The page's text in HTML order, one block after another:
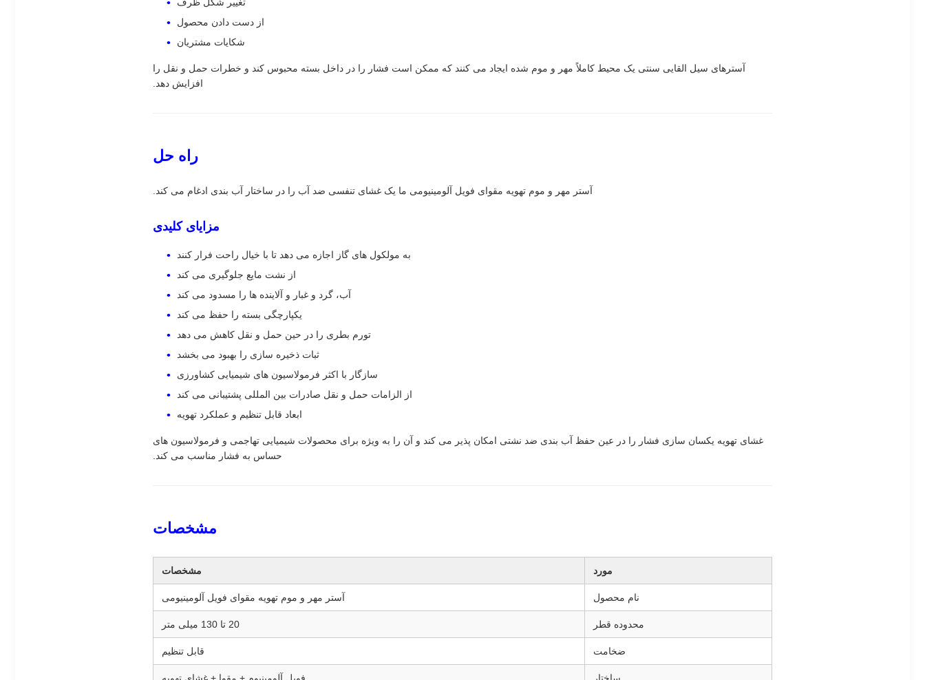
از دست دادن محصول
شکایات مشتریان
آسترهای سیل القایی سنتی یک محیط کاملاً مهر و موم شده ایجاد می کنند که ممکن است فشار را در داخل بسته محبوس کند و خطرات حمل و نقل را
افزایش دهد.
راه حل
آستر مهر و موم تهویه مقوای فویل آلومینیومی ما یک غشای تنفسی ضد آب را در ساختار آب بندی ادغام می کند.
مزایای کلیدی
به مولکول های گاز اجازه می دهد تا با خیال راحت فرار کنند
از نشت مایع جلوگیری می کند
آب، گرد و غبار و آلاینده ها را مسدود می کند
یکپارچگی بسته را حفظ می کند
تورم بطری را در حین حمل و نقل کاهش می دهد
ثبات ذخیره سازی را بهبود می بخشد
سازگار با اکثر فرمولاسیون های شیمیایی کشاورزی
از الزامات حمل و نقل صادرات بین المللی پشتیبانی می کند
ابعاد قابل تنظیم و عملکرد تهویه
غشای تهویه یکسان سازی فشار را در عین حفظ آب بندی ضد نشتی امکان پذیر می کند و آن را به ویژه برای محصولات شیمیایی تهاجمی و فرمولاسیون های
حساس به فشار مناسب می کند.
مشخصات
مورد مشخصات
نام محصول آستر مهر و موم تهویه مقوای فویل آلومینیومی
محدوده قطر 20 تا 130 میلی متر
ضخامت قابل تنظیم